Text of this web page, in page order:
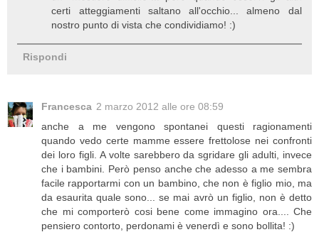
certi atteggiamenti saltano all'occhio... almeno dal
nostro punto di vista che condividiamo! :)
Rispondi
Francesca 2 marzo 2012 alle ore 08:59
anche a me vengono spontanei questi ragionamenti
quando vedo certe mamme essere frettolose nei confronti
dei loro figli. A volte sarebbero da sgridare gli adulti, invece
che i bambini. Però penso anche che adesso a me sembra
facile rapportarmi con un bambino, che non è figlio mio, ma
da esaurita quale sono... se mai avrò un figlio, non è detto
che mi comporterò cosi bene come immagino ora.... Che
pensiero contorto, perdonami è venerdì e sono bollita! :)